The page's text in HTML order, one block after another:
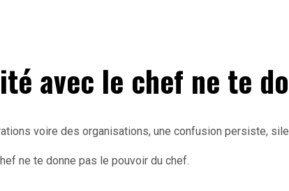
avec le chef ne te
voire des organisations, une confusion persiste,